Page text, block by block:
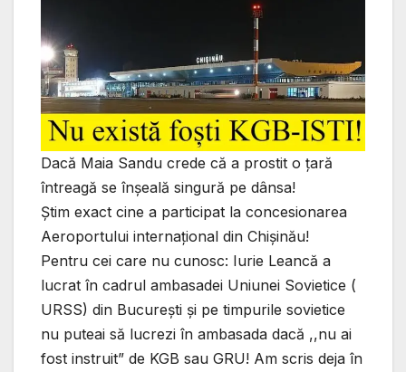
Dacă Maia Sandu crede că a prostit o țară
întreagă se înșeală singură pe dânsa!
Știm exact cine a participat la concesionarea
Aeroportului internațional din Chișinău!
Pentru cei care nu cunosc: Iurie Leancă a
lucrat în cadrul ambasadei Uniunei Sovietice (
URSS) din București și pe timpurile sovietice
nu puteai să lucrezi în ambasada dacă ,,nu ai
fost instruit” de KGB sau GRU! Am scris deja în